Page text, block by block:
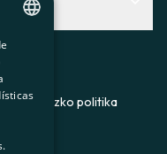
buruzko politika